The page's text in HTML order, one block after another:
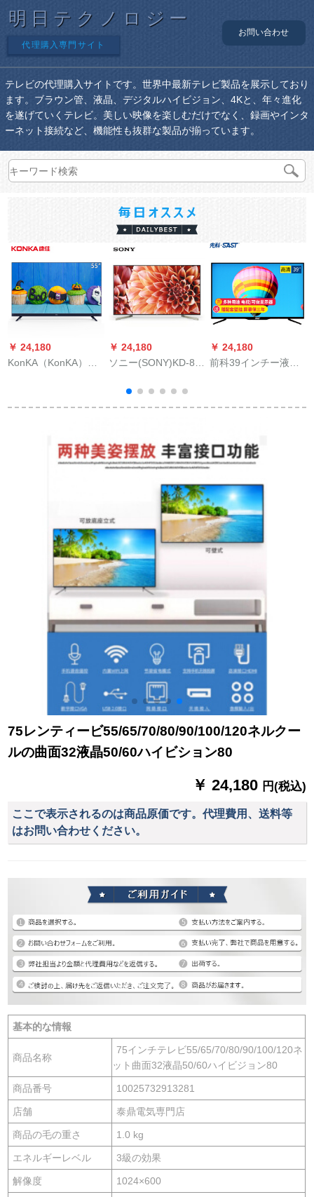
明日テクノロジー
代理購入専門サイト
お問い合わせ
テレビの代理購入サイトです。世界中最新テレビ製品を展示しており
ます。ブラウン管、液晶、デジタルハイビジョン、4Kと、年々進化
を遂げていくテレビ。美しい映像を楽しむだけでなく、録画やインタ
ーネット接続など、機能性も抜群な製品が揃っています。
￥ 24,180
KonKA（KonKA）レ
人工知能テレビ
￥ 24,180
ソニー(SONY)KD-85
ィーン4 K超清スト液
晶パネルパネルパネ
御プロ版(黒)
￥ 24,180
前科39インチー液晶
ネネネネネネネネネ
レビ版は、ケネル/wifi
ベル+挂け棚をポート
レートしています。
75レンティービ55/65/70/80/90/100/120ネルクー
ルの曲面32液晶50/60ハイビション80
￥ 24,180 円(税込)
ここで表示されるのは商品原価です。代理費用、送料等
はお問い合わせください。
基本的な情報
商品名称
75インチテレビ55/65/70/80/90/100/120ネ
ット曲面32液晶50/60ハイビジョン80
商品番号 10025732913281
店舗 泰鼎電気専門店
商品の毛の重さ 1.0 kg
エネルギーレベル 3級の効果
解像度 1024×600